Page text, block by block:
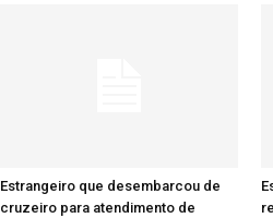
Estrangeiro que desembarcou de
cruzeiro para atendimento de